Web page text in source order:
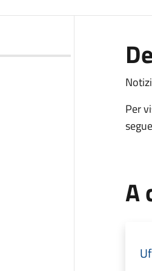
Per
A